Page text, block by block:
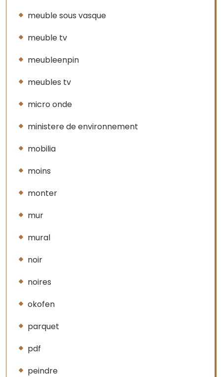
meuble sous vasque
meuble tv
meubleenpin
meubles tv
micro onde
ministere de environnement
mobilia
moins
monter
mur
mural
noir
noires
okofen
parquet
pdf
peindre